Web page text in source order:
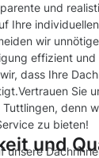
und
Ihre
wir
effizient
dass Ihre
Sie
denn
zu bieten!
und
unsere